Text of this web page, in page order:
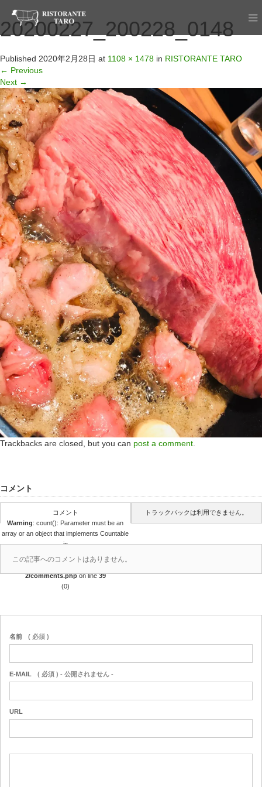
20200227_200228_0148
Published 2020年2月28日 at 1108 × 1478 in RISTORANTE TARO
← Previous
Next →
Trackbacks are closed, but you can post a comment.
コメント
コメント
Warning: count(): Parameter must be an
array or an object that implements Countable
in
/home/r4688280/public_html/takedataro.c
2/comments.phpon line39
(0)
トラックバックは利用できません。
この記事へのコメントはありません。
名前 ( 必須 )
E-MAIL ( 必須 ) - 公開されません -
URL